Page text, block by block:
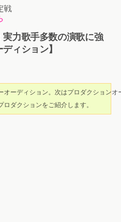
戦
力歌手多数の演歌に強
ィション】
ーディション。次はプロダクション
ダクションをご紹介します。